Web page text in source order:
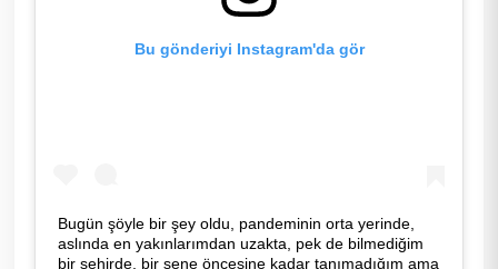
Bu gönderiyi Instagram'da gör
Bugün şöyle bir şey oldu, pandeminin orta yerinde,
aslında en yakınlarımdan uzakta, pek de bilmediğim
bir şehirde, bir sene öncesine kadar tanımadığım ama